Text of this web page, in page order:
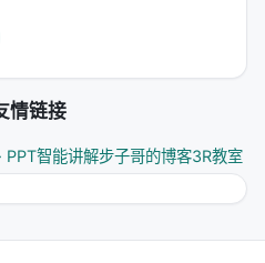
心贡献是
不只适用于POET。任何
中间矩阵的场景，都可以
"。这是从"存储优化"到"计
情链接
PPT智能讲解步子哥的博客3R教室